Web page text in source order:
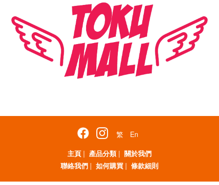
繁
En
主頁 | 產品分類 | 關於我們
聯絡我們 | 如何購買 | 條款細則